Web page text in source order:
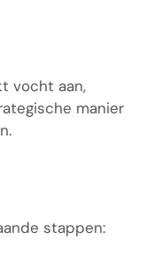
vocht aan,
manier
stappen: